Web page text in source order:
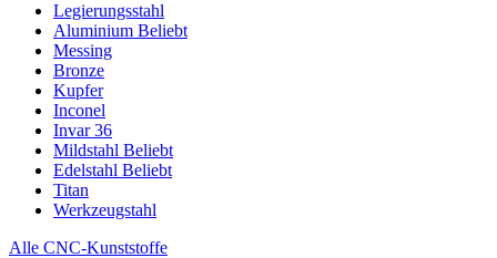
Legierungsstahl
Aluminium Beliebt
Messing
Bronze
Kupfer
Inconel
Invar 36
Mildstahl Beliebt
Edelstahl Beliebt
Titan
Werkzeugstahl
Alle CNC-Kunststoffe